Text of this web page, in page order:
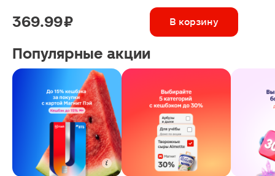
369.99 ₽ В корзину
Популярные акции